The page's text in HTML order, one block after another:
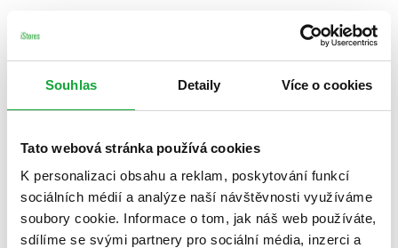
Souhlas Detaily Více o cookies
Tato webová stránka používá cookies
K personalizaci obsahu a reklam, poskytování funkcí
sociálních médií a analýze naší návštěvnosti využíváme
soubory cookie. Informace o tom, jak náš web používáte,
sdílíme se svými partnery pro sociální média, inzerci a